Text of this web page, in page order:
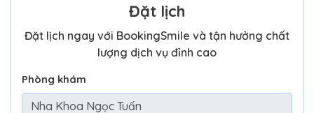
Đặt lịch
Đặt lịch ngay với BookingSmile và tận hưởng chất
lượng dịch vụ đỉnh cao
Phòng khám